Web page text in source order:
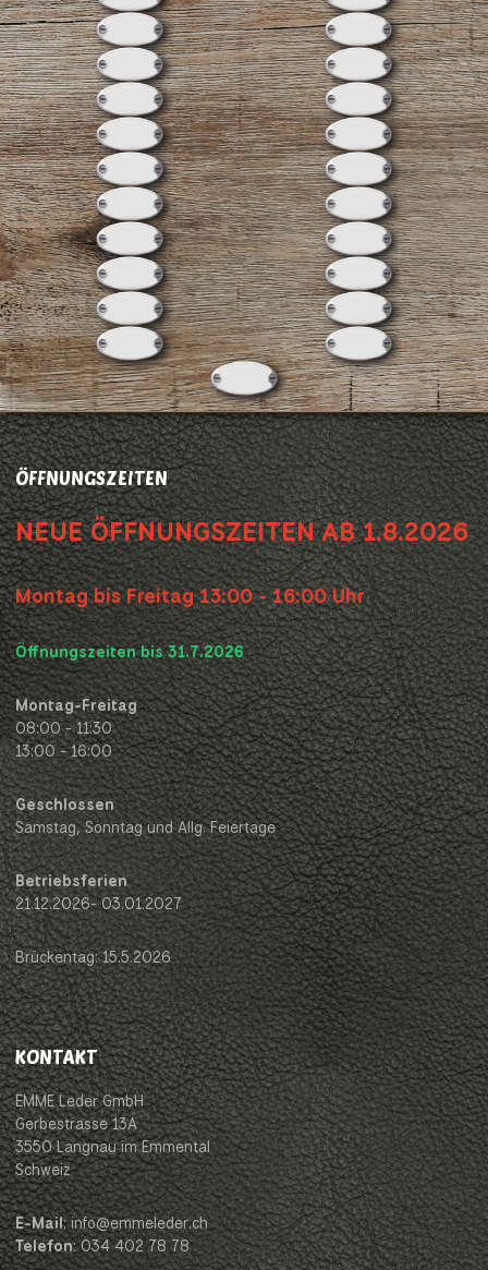
ÖFFNUNGSZEITEN
NEUE ÖFFNUNGSZEITEN AB 1.8.2026
Montag bis Freitag 13:00 - 16:00 Uhr
Öffnungszeiten bis 31.7.2026
Montag-Freitag
08:00 - 11:30
13:00 - 16:00
Geschlossen
Samstag, Sonntag und Allg. Feiertage
Betriebsferien
21.12.2026- 03.01.2027
Brückentag: 15.5.2026
KONTAKT
EMME Leder GmbH
Gerbestrasse 13A
3550 Langnau im Emmental
Schweiz
E-Mail: info@emmeleder.ch
Telefon: 034 402 78 78